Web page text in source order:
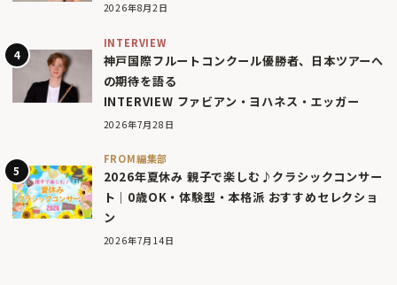
2026年8月2日
INTERVIEW
神戸国際フルートコンクール優勝者、日本ツアーへ
の期待を語る
INTERVIEW ファビアン・ヨハネス・エッガー
2026年7月28日
FROM編集部
2026年夏休み 親子で楽しむ♪クラシックコンサー
ト｜0歳OK・体験型・本格派 おすすめセレクショ
ン
2026年7月14日